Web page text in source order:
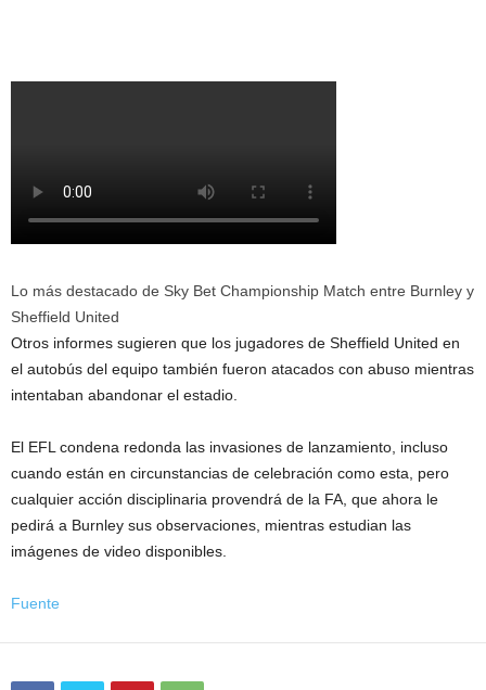
Lo más destacado de Sky Bet Championship Match entre Burnley y
Sheffield United
Otros informes sugieren que los jugadores de Sheffield United en
el autobús del equipo también fueron atacados con abuso mientras
intentaban abandonar el estadio.
El EFL condena redonda las invasiones de lanzamiento, incluso
cuando están en circunstancias de celebración como esta, pero
cualquier acción disciplinaria provendrá de la FA, que ahora le
pedirá a Burnley sus observaciones, mientras estudian las
imágenes de video disponibles.
Fuente